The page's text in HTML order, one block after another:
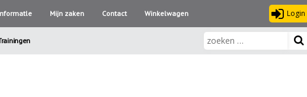
Mijn zaken Contact Winkelwagen Login